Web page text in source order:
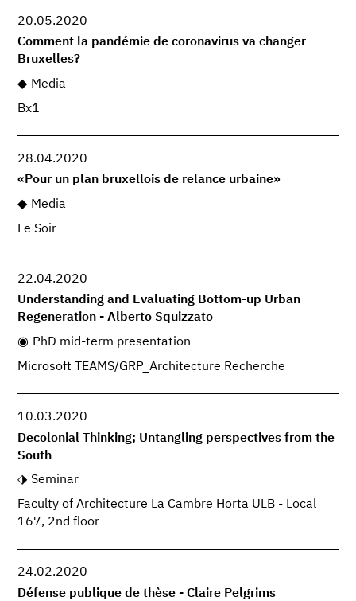
20.05.2020
Comment la pandémie de coronavirus va changer
Bruxelles?
Media
Bx1
28.04.2020
«Pour un plan bruxellois de relance urbaine»
Media
Le Soir
22.04.2020
Understanding and Evaluating Bottom-up Urban
Regeneration - Alberto Squizzato
PhD mid-term presentation
Microsoft TEAMS/GRP_Architecture Recherche
10.03.2020
Decolonial Thinking; Untangling perspectives from the
South
Seminar
Faculty of Architecture La Cambre Horta ULB - Local
167, 2nd floor
24.02.2020
Défense publique de thèse - Claire Pelgrims